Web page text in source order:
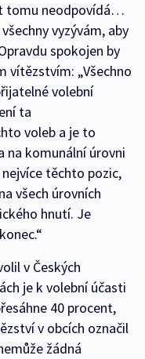
tomu neodpovídá…
vyzývám, aby
spokojen by
vítězstvím: „Všechno
volební
ta
voleb a je to
komunální úrovni
těchto pozic,
všech úrovních
hnutí. Je
v Českých
je k volební účasti
40 procent,
v obcích označil
žádná